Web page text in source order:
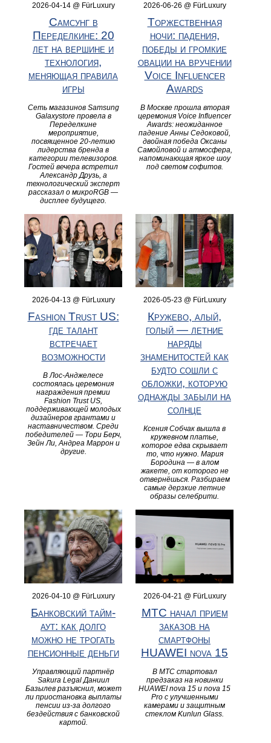
2026-04-14 @ FürLuxury
Самсунг в
Переделкине: 20
лет на вершине и
технология,
меняющая правила
игры
Сеть магазинов Samsung
Galaxystore провела в
Переделкине
мероприятие,
посвященное 20-летию
лидерства бренда в
категории телевизоров.
Гостей вечера встретил
Александр Друзь, а
технологический эксперт
рассказал о микроRGB —
дисплее будущего.
2026-06-26 @ FürLuxury
Торжественная
ночи: падения,
победы и громкие
овации на вручении
Voice Influencer
Awards
В Москве прошла вторая
церемония Voice Influencer
Awards: неожиданное
падение Анны Седоковой,
двойная победа Оксаны
Самойловой и атмосфера,
напоминающая яркое шоу
под светом софитов.
2026-04-13 @ FürLuxury
Fashion Trust US:
где талант
встречает
возможности
В Лос-Анджелесе
состоялась церемония
награждения премии
Fashion Trust US,
поддерживающей молодых
дизайнеров грантами и
наставничеством. Среди
победителей — Тори Берч,
Зейн Ли, Андреа Маррон и
другие.
2026-05-23 @ FürLuxury
Кружево, алый,
голый — летние
наряды
знаменитостей как
будто сошли с
обложки, которую
однажды забыли на
солнце
Ксения Собчак вышла в
кружевном платье,
которое едва скрывает
то, что нужно. Мария
Бородина — в алом
жакете, от которого не
отвернёшься. Разбираем
самые дерзкие летние
образы селебрити.
2026-04-10 @ FürLuxury
Банковский тайм-
аут: как долго
можно не трогать
пенсионные деньги
Управляющий партнёр
Sakura Legal Даниил
Базылев разъяснил, может
ли приостановка выплаты
пенсии из-за долгого
бездействия с банковской
картой.
2026-04-21 @ FürLuxury
МТС начал прием
заказов на
смартфоны
HUAWEI nova 15
В МТС стартовал
предзаказ на новинки
HUAWEI nova 15 и nova 15
Pro с улучшенными
камерами и защитным
стеклом Kunlun Glass.